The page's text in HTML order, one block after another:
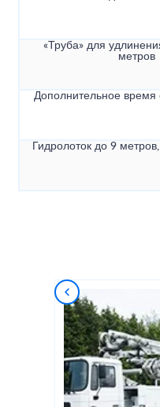
«Труба» для
метров
Дополнительное
Гидролоток до 9